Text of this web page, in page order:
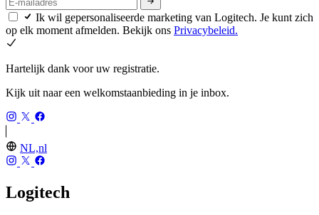
Ik wil gepersonaliseerde marketing van Logitech. Je kunt zich
op elk moment afmelden. Bekijk ons Privacybeleid.
Hartelijk dank voor uw registratie.
Kijk uit naar een welkomstaanbieding in je inbox.
NL,nl
Logitech